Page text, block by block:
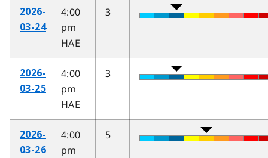
2026-
03-24
4:00
pm
HAE
3
2026-
03-25
4:00
pm
HAE
3
2026-
03-26
4:00
pm
5